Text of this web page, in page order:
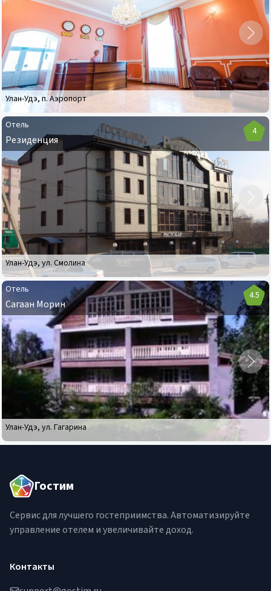
Улан-Удэ, п. Аэропорт
Отель
Резиденция
Отель
Резиденция
Улан-Удэ, ул. Смолина
4
Отель
Сагаан Морин
Отель
Сагаан
Морин
Улан-Удэ, ул. Гагарина
4.5
Гостим
Сервис для лучшего гостеприимства. Автоматизируйте
управление отелем и увеличивайте доход.
Контакты